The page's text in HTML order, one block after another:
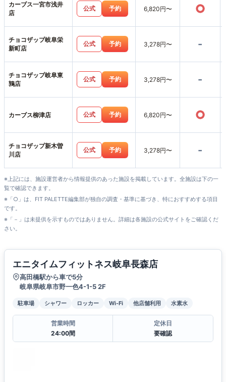
カーブス一宮市浅井
店
公式 予約 6,820円〜 ○
チョコザップ岐阜栄
新町店
公式 予約 3,278円〜 -
チョコザップ岐阜東
鶉店
公式 予約 3,278円〜 -
カーブス柳津店 公式 予約 6,820円〜 ○
チョコザップ新木曽
川店
公式 予約 3,278円〜 -
※上記には、施設運営者から情報提供のあった施設を掲載しています。全施設は下の一
覧で確認できます。
※「○」は、FIT PALETTE編集部が独自の調査・基準に基づき、特におすすめする項目
です。
※「－」は未提供を示すものではありません。詳細は各施設の公式サイトをご確認くだ
さい。
エニタイムフィットネス岐阜長森店
高田橋駅から車で5分
岐阜県岐阜市野一色4-1-5 2F
駐車場 シャワー ロッカー Wi-Fi 他店舗利用 水素水
営業時間
24:00間
定休日
要確認